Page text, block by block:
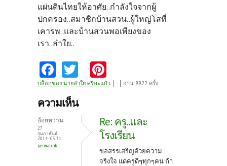
แผ่นดินไทยให้อาศัย..กำลังใจจากผู้
ปกครอง..สมาชิกบ้านสวน..ผู้ใหญ่โสที่
เคารพ..และบ้านสวนพอเพียงของ
เรา..ลำใย..
Fa
ce
b
o
o
k
w
itt
er
nt
es
t
บล็อกของ นายลำใย ศรีษะแก้ว อ่าน 8822 ครั้ง
ความเห็น
อ้อยหวาน
27
กุมภาพันธ์,
2014 - 03:31
permalink
Re: ครู..และ
โรงเรียน
ขอสรรเสริญด้วยความ
จริงใจ แด่ครูดีๆทุกๆคน ถ้า